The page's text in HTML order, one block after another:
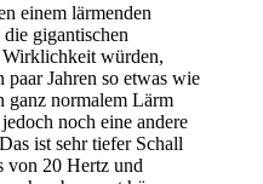
einem lärmenden
gigantischen
würden,
Jahren so etwas wie
ganz normalem Lärm
noch eine andere
ist sehr tiefer Schall
von 20 Hertz und